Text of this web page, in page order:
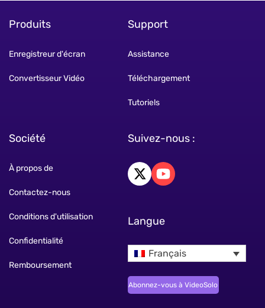
Produits
Enregistreur d'écran
Convertisseur Vidéo
Support
Assistance
Téléchargement
Tutoriels
Société
À propos de
Contactez-nous
Conditions d'utilisation
Confidentialité
Remboursement
Suivez-nous :
Langue
Français
Abonnez-vous à VideoSolo